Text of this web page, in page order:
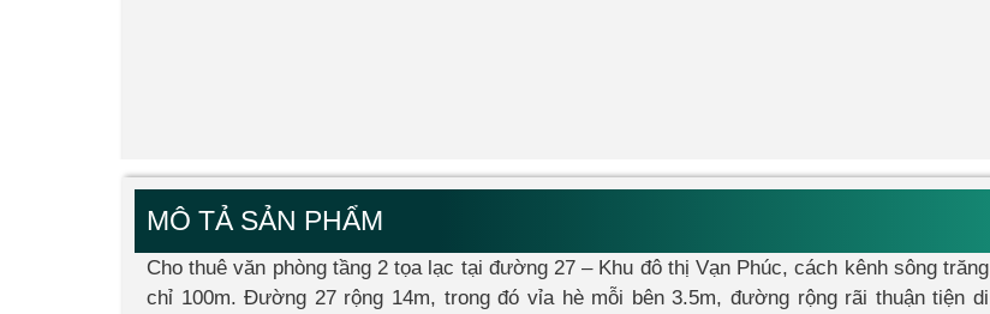
MÔ TẢ SẢN PHẨM
Cho thuê văn phòng tầng 2 tọa lạc tại đường 27 – Khu đô thị Vạn Phúc, cách kênh sông trăng
chỉ 100m. Đường 27 rộng 14m, trong đó vỉa hè mỗi bên 3.5m, đường rộng rãi thuận tiện di